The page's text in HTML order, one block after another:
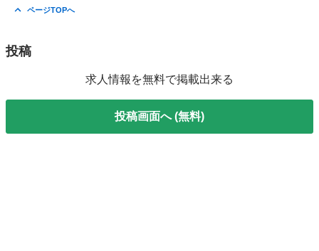
ページTOPへ
投稿
求人情報を無料で掲載出来る
投稿画面へ (無料)